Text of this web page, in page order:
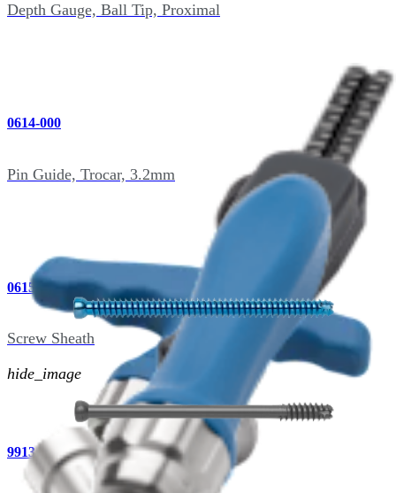
Depth Gauge, Ball Tip, Proximal
0614-000
Pin Guide, Trocar, 3.2mm
0615-000
Screw Sheath
hide_image
9913-000